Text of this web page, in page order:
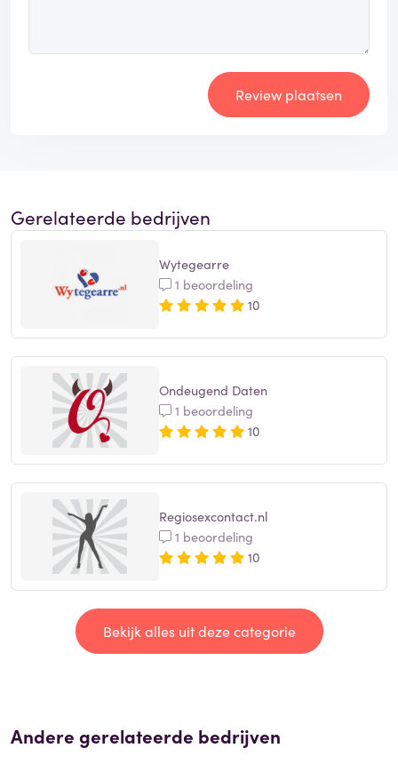
Review plaatsen
Gerelateerde bedrijven
Wytegearre
1 beoordeling
10
Ondeugend Daten
1 beoordeling
10
Regiosexcontact.nl
1 beoordeling
10
Bekijk alles uit deze categorie
Andere gerelateerde bedrijven